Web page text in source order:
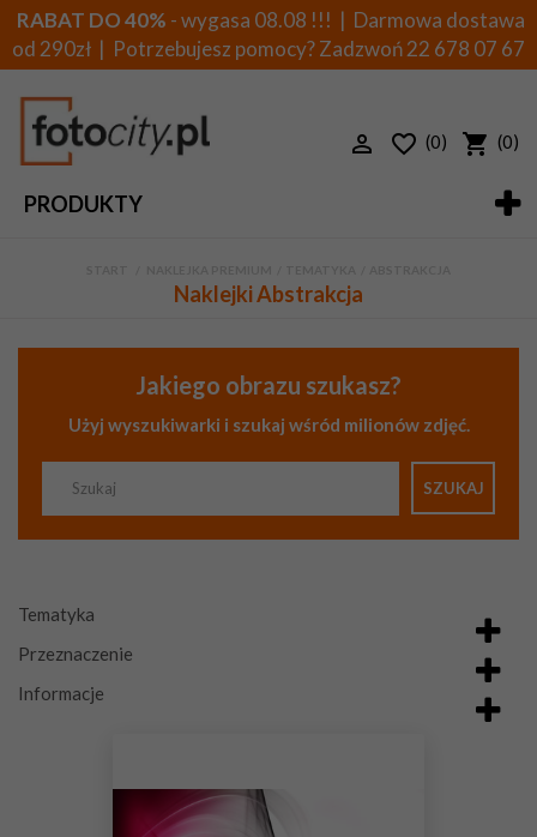
RABAT DO 40% - wygasa 08.08 !!! | Darmowa dostawa
od 290zł | Potrzebujesz pomocy? Zadzwoń22 678 07 67
PRODUKTY
(0) (0)
Naklejki Abstrakcja
Jakiego obrazu szukasz?
Użyj wyszukiwarki i szukaj wśród milionów zdjęć.
SZUKAJ
Tematyka
Przeznaczenie
Informacje